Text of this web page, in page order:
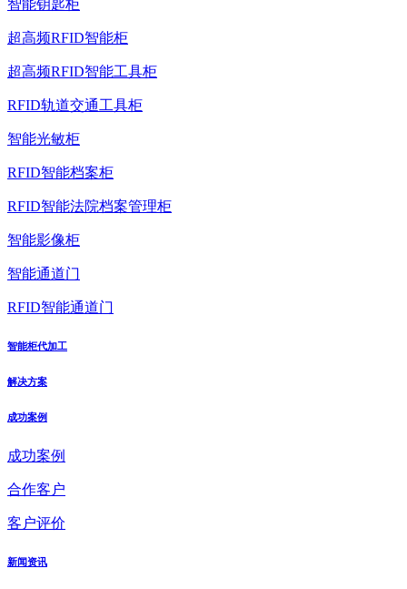
智能钥匙柜
超高频RFID智能柜
超高频RFID智能工具柜
RFID轨道交通工具柜
智能光敏柜
RFID智能档案柜
RFID智能法院档案管理柜
智能影像柜
智能通道门
RFID智能通道门
智能柜代加工
解决方案
成功案例
成功案例
合作客户
客户评价
新闻资讯